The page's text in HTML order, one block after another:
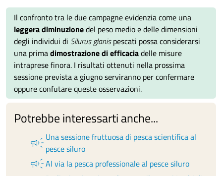
Il confronto tra le due campagne evidenzia come una
leggera diminuzionedel peso medio e delle dimensioni
degli individui di Silurus glanispescati possa considerarsi
una primadimostrazione di efficaciadelle misure
intraprese finora. I risultati ottenuti nella prossima
sessione prevista a giugno serviranno per confermare
oppure confutare queste osservazioni.
Potrebbe interessarti anche...
campaign Una sessione fruttuosa di pesca scientifica al
pesce siluro
campaignAl via la pesca professionale al pesce siluro